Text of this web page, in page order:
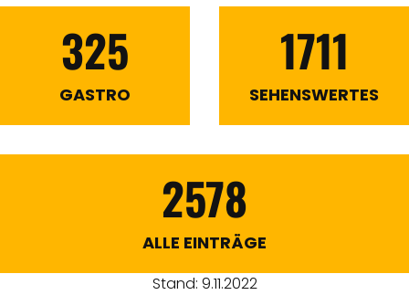
325
GASTRO
1711
SEHENSWERTES
2578
ALLE EINTRÄGE
Stand: 9.11.2022